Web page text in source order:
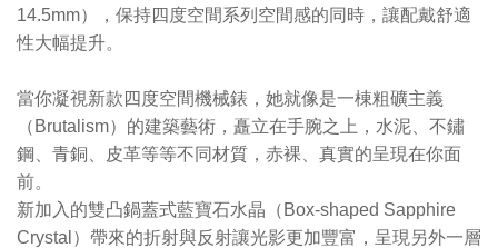
14.5mm），保持四度空間系列空間感的同時，讓配戴舒適
性大幅提升。
當你凝視新款四度空間機械錶，她就像是一棟粗礦主義
（Brutalism）的建築藝術，矗立在手腕之上，水泥、不鏽
鋼、青銅、皮革等等不同材質，赤裸、真實的呈現在你面
前。
新加入的雙凸鍋蓋式藍寶石水晶（Box-shaped Sapphire
Crystal）帶來的折射與反射讓光影更加豐富，呈現另外一層